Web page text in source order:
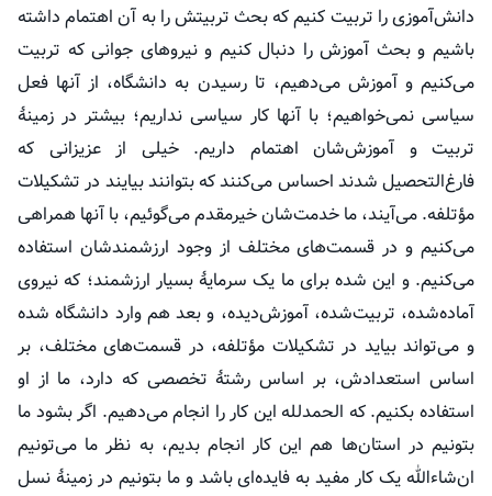
دانش‌آموزی را تربیت کنیم که بحث تربیتش را به آن اهتمام داشته
باشیم و بحث آموزش را دنبال کنیم و نیروهای جوانی که تربیت
می‌کنیم و آموزش می‌دهیم، تا رسیدن به دانشگاه، از آنها فعل
سیاسی نمی‌خواهیم؛ با آنها کار سیاسی نداریم؛ بیشتر در زمینهٔ
تربیت و آموزش‌شان اهتمام داریم. خیلی از عزیزانی که
فارغ‌التحصیل شدند احساس می‌کنند که بتوانند بیایند در تشکیلات
مؤتلفه. می‌آیند، ما خدمت‌شان خیرمقدم می‌گوئیم، با آنها همراهی
می‌کنیم و در قسمت‌های مختلف از وجود ارزشمندشان استفاده
می‌کنیم. و این شده برای ما یک سرمایهٔ بسیار ارزشمند؛ که نیروی
آماده‌شده، تربیت‌شده، آموزش‌دیده، و بعد هم وارد دانشگاه شده
و می‌تواند بیاید در تشکیلات مؤتلفه، در قسمت‌های مختلف، بر
اساس استعدادش، بر اساس رشتهٔ تخصصی که دارد، ما از او
استفاده بکنیم. که الحمدلله این کار را انجام می‌دهیم. اگر بشود ما
بتونیم در استان‌ها هم این کار انجامبدیم، به نظر ما می‌تونیم
ان‌شاءالله یک کار مفید به فایده‌ای باشد و ما بتونیم در زمینهٔ نسل